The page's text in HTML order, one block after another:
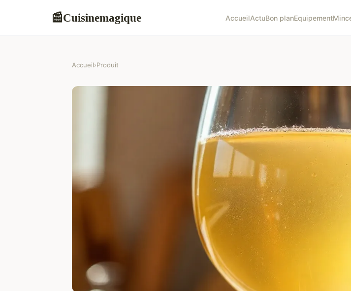
📰Cuisinemagique AccueilActuBon planEquipement
Accueil›Produit